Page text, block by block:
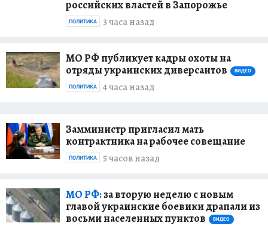
российских властей в Запорожье
3 часа назад
ПОЛИТИКА
МО РФ публикует кадры охоты на
отряды украинских диверсантов
ВИДЕО
4 часа назад
ПОЛИТИКА
Замминистр пригласил мать
контрактника на рабочее совещание
5 часов назад
ПОЛИТИКА
МО РФ:за вторую неделю с новым
главой украинские боевики драпали из
восьми населенных пунктов
ВИДЕО